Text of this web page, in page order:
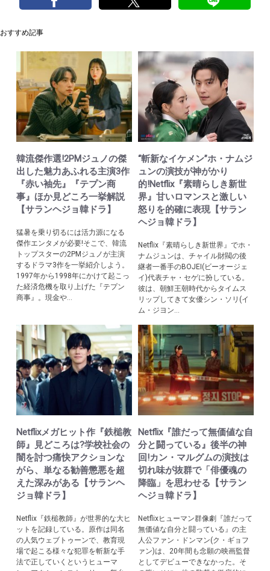
おすすめ記事
韓流傑作選!2PMジュノの傑
出した魅力あふれる主演3作
『赤い袖先』『テプン商
事』ほか見どころ一挙解説
【サランヘジョ韓ドラ】
猛暑を乗り切るには活力源になる
傑作エンタメが必要!そこで、韓流
トップスターの2PMジュノが主演
するドラマ3作を一挙紹介しよう。
1997年から1998年にかけて起こっ
た経済危機を取り上げた『テプン
商事』。現金や...
“斬新なイケメン”ホ・ナムジ
ュンの演技が神がかり
的!Netflix『素晴らしき新世
界』甘いロマンスと激しい
怒りを的確に表現【サラン
ヘジョ韓ドラ】
Netflix『素晴らしき新世界』でホ・
ナムジュンは、チャイル財閥の後
継者一番手のBOJEI(ビーオージェ
イ)代表チャ・セゲに扮している。
彼は、朝鮮王朝時代からタイムス
リップしてきて女優シン・ソリ(イ
ム・ジヨン...
Netflixメガヒット作『鉄槌教
師』見どころは?学校社会の
闇を討つ痛快アクションな
がら、単なる勧善懲悪を超
えた深みがある【サランヘ
ジョ韓ドラ】
Netflix『鉄槌教師』が世界的な大ヒ
ットを記録している。原作は同名
の人気ウェブトゥーンで、教育現
場で起こる様々な犯罪を斬新な手
法で正していくというヒューマ
Netflix『誰だって無価値な自
分と闘っている』後半の神
回!カン・マルグムの演技は
切れ味が抜群で「俳優魂の
降臨」を思わせる【サラン
ヘジョ韓ドラ】
Netflixヒューマン群像劇『誰だって
無価値な自分と闘っている』の主
人公ファン・ドンマン(ク・ギョフ
ァン)は、20年間も念願の映画監督
としてデビューできなかった。そ